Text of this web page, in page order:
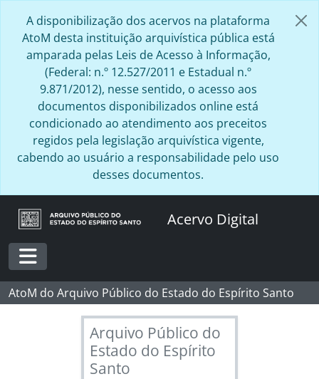
A disponibilização dos acervos na plataforma
AtoM desta instituição arquivística pública está
amparada pelas Leis de Acesso à Informação,
(Federal: n.º 12.527/2011 e Estadual n.º
9.871/2012), nesse sentido, o acesso aos
documentos disponibilizados online está
condicionado ao atendimento aos preceitos
regidos pela legislação arquivística vigente,
cabendo ao usuário a responsabilidade pelo uso
desses documentos.
Acervo Digital
Toggle navigation
AtoM do Arquivo Público do Estado do Espírito Santo
Arquivo Público do
Estado do Espírito
Santo